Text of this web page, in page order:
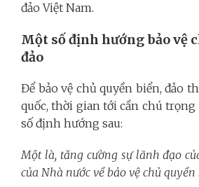
đảo Việt Nam.
Một số định hướng bảo vệ
đảo
Để bảo vệ chủ quyền biển, đảo
quốc, thời gian tới cần chú
số định hướng sau:
Một là, tăng cường sự lãnh đạo
của Nhà nước về bảo vệ chủ quyền